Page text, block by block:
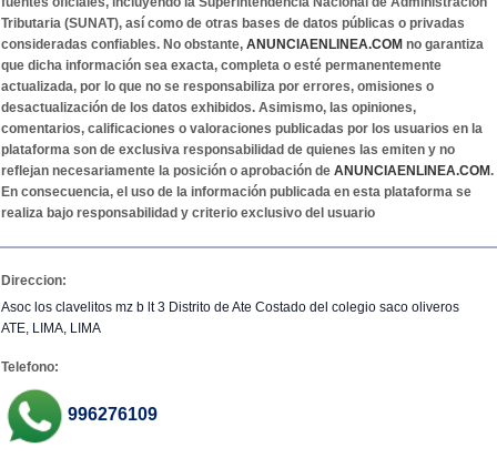
Tributaria (SUNAT), así como de otras bases de datos públicas o privadas
consideradas confiables. No obstante, ANUNCIAENLINEA.COM no garantiza
que dicha información sea exacta, completa o esté permanentemente
actualizada, por lo que no se responsabiliza por errores, omisiones o
desactualización de los datos exhibidos. Asimismo, las opiniones,
comentarios, calificaciones o valoraciones publicadas por los usuarios en la
plataforma son de exclusiva responsabilidad de quienes las emiten y no
reflejan necesariamente la posición o aprobación de ANUNCIAENLINEA.COM.
En consecuencia, el uso de la información publicada en esta plataforma se
realiza bajo responsabilidad y criterio exclusivo del usuario
Direccion:
Asoc los clavelitos mz b lt 3 Distrito de Ate Costado del colegio saco oliveros
ATE, LIMA, LIMA
Telefono:
996276109